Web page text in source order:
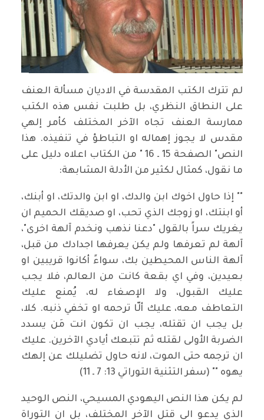
لم تترك الكتب المقدسة في الاديان مسألة العنف
على النطاق النظري، بل طلبت نفس هذه الكتب
ممارسة العنف تجاه الآخر المختلف كأمر إلهي
مقدس لا يجوز إهماله او التباطؤ في تنفيذه. هذا
النص" الصفحة 15 ـ 16 " من الكتاب اعلاه دليل على
ما نقول، كمثال لكثير من الأدلة المشابهة:
"" إذا حاول اخوك ابن والدك، او ابن والدتك، او أبنك،
أو ابنتك، او زوجك الذي تحب، او صديقك الحميم ان
يغريك سراً بالقول "دعنا نذهب ونخدم آلهة اخرى"،
آلهة لم تعرفها ولم يكن يعرفها اجدادك من قبل،
آلهة الناس المحيطين بك، سواءً أكانوا قريبين او
بعيدين، وفي اي بقعة كانت من العالم، فلا يجب
عليك القبول، ولا الإصغاء له، يُمنع عليك
التعاطف معه، عليك ألّا ترحمه او تخفي ذنبه. كلا،
بل يجب ان تقتله، يجب ان تكون انت مَن يسدد
الضربة الأولى لقتله ثم تتبعك أيادي الآخرين. عليك
ان ترجمه حتى الموت، لانه حاول تضليلك عن إلهك
يهوه "" (سفر التثنية التوراتي 13: 7 ـ 11)
لم يكن هذا النص اليهودي المسيحي، النص الوحيد
الذي يدعو الى قتل الآخر المختلف، بل ان التوراة